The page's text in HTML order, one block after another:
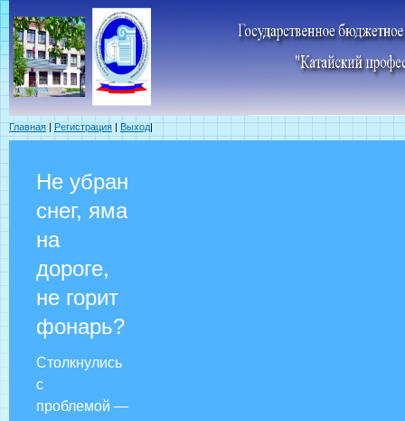
Главная | Регистрация | Выход|
Не убран
снег, яма
на
дороге,
не горит
фонарь?
Столкнулись
с
проблемой —